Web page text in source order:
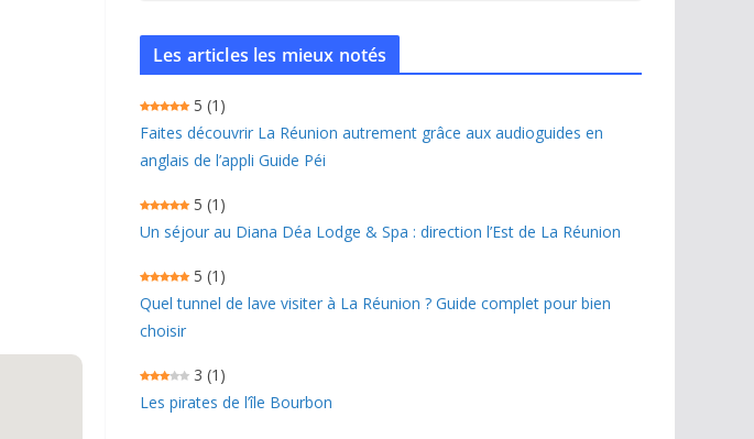
Les articles les mieux notés
5 (1)
Faites découvrir La Réunion autrement grâce aux audioguides en
anglais de l’appli Guide Péi
5 (1)
Un séjour au Diana Déa Lodge & Spa : direction l’Est de La Réunion
5 (1)
Quel tunnel de lave visiter à La Réunion ? Guide complet pour bien
choisir
3 (1)
Les pirates de l’île Bourbon